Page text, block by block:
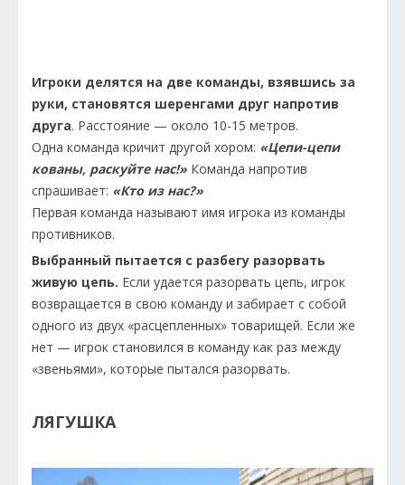
Игроки делятся на две команды, взявшись за
руки, становятся шеренгами друг напротив
друга. Расстояние — около 10-15 метров.
Одна команда кричит другой хором: «Цепи-цепи
кованы, раскуйте нас!» Команда напротив
спрашивает: «Кто из нас?»
Первая команда называют имя игрока из команды
противников.
Выбранный пытается с разбегу разорвать
живую цепь. Если удается разорвать цепь, игрок
возвращается в свою команду и забирает с собой
одного из двух «расцепленных» товарищей. Если же
нет — игрок становился в команду как раз между
«звеньями», которые пытался разорвать.
ЛЯГУШКА